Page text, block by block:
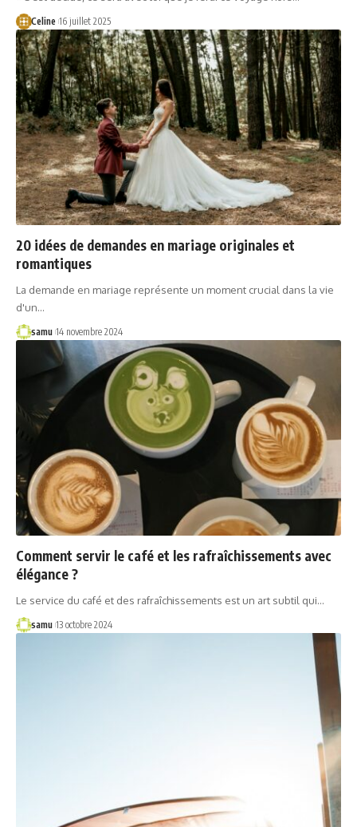
Celine 16 juillet 2025
20 idées de demandes en mariage originales et
romantiques
La demande en mariage représente un moment crucial dans la vie
d'un…
samu 14 novembre 2024
Comment servir le café et les rafraîchissements avec
élégance ?
Le service du café et des rafraîchissements est un art subtil qui…
samu 13 octobre 2024